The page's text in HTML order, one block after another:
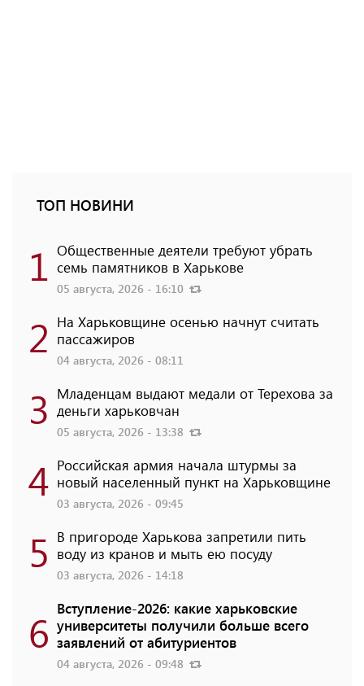
ТОП НОВИНИ
1 Общественные деятели требуют убрать
семь памятников в Харькове
05 августа, 2026 - 16:10
2 На Харьковщине осенью начнут считать
пассажиров
04 августа, 2026 - 08:11
3 Младенцам выдают медали от Терехова за
деньги харьковчан
05 августа, 2026 - 13:38
4 Российская армия начала штурмы за
новый населенный пункт на Харьковщине
03 августа, 2026 - 09:45
5 В пригороде Харькова запретили пить
воду из кранов и мыть ею посуду
03 августа, 2026 - 14:18
6 Вступление-2026: какие харьковские
университеты получили больше всего
заявлений от абитуриентов
04 августа, 2026 - 09:48